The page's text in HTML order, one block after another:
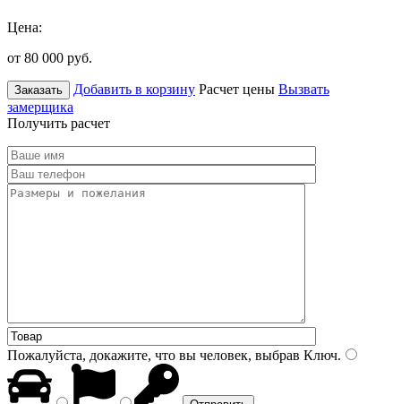
Цена:
от 80 000 руб.
Заказать Добавить в корзину Расчет цены Вызвать
замерщика
Получить расчет
Пожалуйста, докажите, что вы человек, выбрав Ключ.